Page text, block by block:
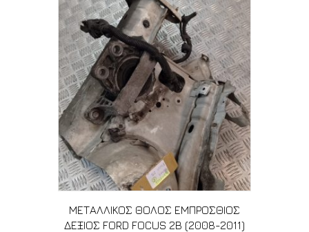
ΜΕΤΑΛΛΙΚΟΣ ΘΟΛΟΣ ΕΜΠΡΟΣΘΙΟΣ
ΔΕΞΙΟΣ FORD FOCUS 2B (2008-2011)